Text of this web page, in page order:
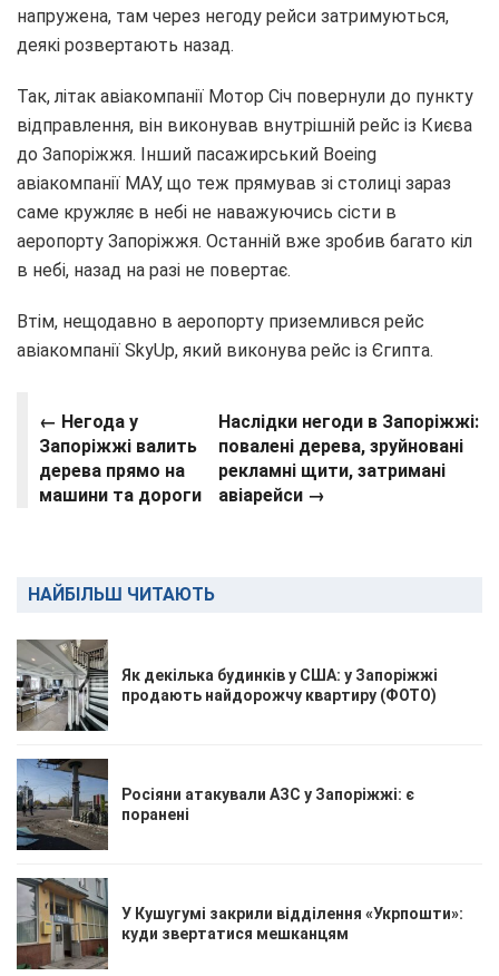
напружена, там через негоду рейси затримуються,
деякі розвертають назад.
Так, літак авіакомпанії Мотор Січ повернули до пункту
відправлення, він виконував внутрішній рейс із Києва
до Запоріжжя. Інший пасажирський Boeing
авіакомпанії МАУ, що теж прямував зі столиці зараз
саме кружляє в небі не наважуючись сісти в
аеропорту Запоріжжя. Останній вже зробив багато кіл
в небі, назад на разі не повертає.
Втім, нещодавно в аеропорту приземлився рейс
авіакомпанії SkyUp, який виконува рейс із Єгипта.
← Негода у
Запоріжжі валить
дерева прямо на
машини та дороги
Наслідки негоди в Запоріжжі:
повалені дерева, зруйновані
рекламні щити, затримані
авіарейси →
НАЙБІЛЬШ ЧИТАЮТЬ
Як декілька будинків у США: у Запоріжжі
продають найдорожчу квартиру (ФОТО)
Росіяни атакували АЗС у Запоріжжі: є
поранені
У Кушугумі закрили відділення «Укрпошти»:
куди звертатися мешканцям